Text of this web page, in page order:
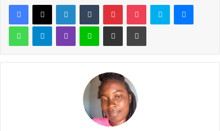
Facebook
X LinkedinTumblr PinterestPocket Skype
WhatsAppTelegramViber Ligne Partager par email Imprimer